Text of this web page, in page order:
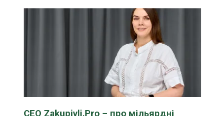
CEO Zakupivli.Pro – про мільярдні